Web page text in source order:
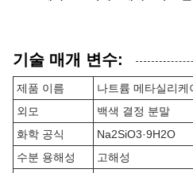
기술 매개 변수:
제품 이름
나트륨 메타실리케
외모
백색 결정 분말
화학 공식
Na2SiO3·9H2O
수분 용해성
고해성